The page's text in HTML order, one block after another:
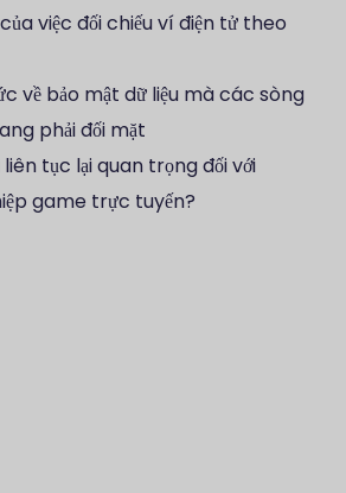
việc đối chiếu ví điện tử theo
về bảo mật dữ liệu mà các sòng
phải đối mặt
tục lại quan trọng đối với
game trực tuyến?